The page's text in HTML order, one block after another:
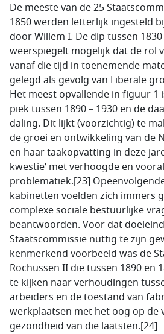
De meeste van de 25
1850 werden letterlijk ingesteld
door Willem I. De dip tussen
weerspiegelt mogelijk dat de rol
vanaf die tijd in toenemende
gelegd als gevolg van Liberale
Het meest opvallende in figuur 1
piek tussen 1890 – 1930 en de
daling. Dit lijkt (voorzichtig) te
de groei en ontwikkeling van de
en haar taakopvatting in deze
kwestie’ met verhoogde en
problematiek.[23] Opeenvolgende
kabinetten voelden zich immers
complexe sociale bestuurlijke
beantwoorden. Voor dat
Staatscommissie nuttig te zijn
kenmerkend voorbeeld was de
Rochussen II die tussen 1890 en
te kijken naar verhoudingen
arbeiders en de toestand van
werkplaatsen met het oog op de
gezondheid van die laatsten.[24]